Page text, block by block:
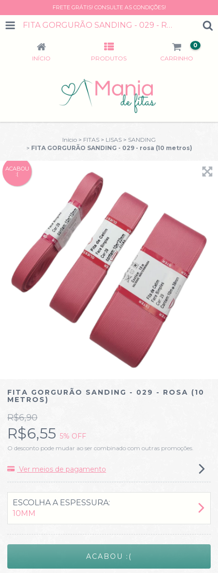
FRETE GRÁTIS! CONSULTE AS CONDIÇÕES!
FITA GORGURÃO SANDING - 029 - ROSA (10 METROS)
INÍCIO PRODUTOS CARRINHO
0
Início > FITAS > LISAS > SANDING
> FITA GORGURÃO SANDING - 029 - rosa (10 metros)
ACABOU
:(
FITA GORGURÃO SANDING - 029 - ROSA (10
METROS)
R$6,90
R$6,55 5% OFF
O desconto pode mudar ao ser combinado com outras promoções.
Ver meios de pagamento
ESCOLHA A ESPESSURA:
10MM